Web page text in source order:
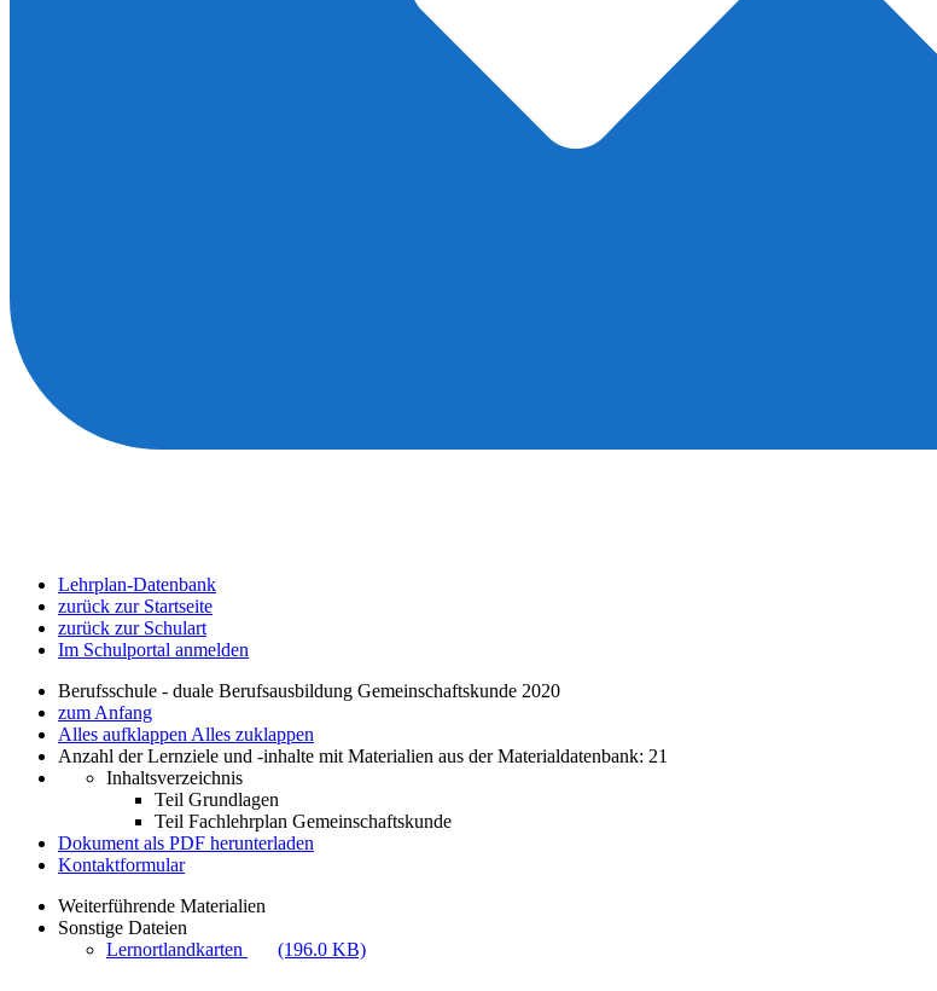
Lehrplan-Datenbank
zurück zur Startseite
zurück zur Schulart
Im Schulportal anmelden
Berufsschule - duale Berufsausbildung Gemeinschaftskunde 2020
zum Anfang
Alles aufklappen Alles zuklappen
Anzahl der Lernziele und -inhalte mit Materialien aus der Materialdatenbank: 21
Inhaltsverzeichnis
Teil Grundlagen
Teil Fachlehrplan Gemeinschaftskunde
Dokument als PDF herunterladen
Kontaktformular
Weiterführende Materialien
Sonstige Dateien
Lernortlandkarten
(196.0 KB)